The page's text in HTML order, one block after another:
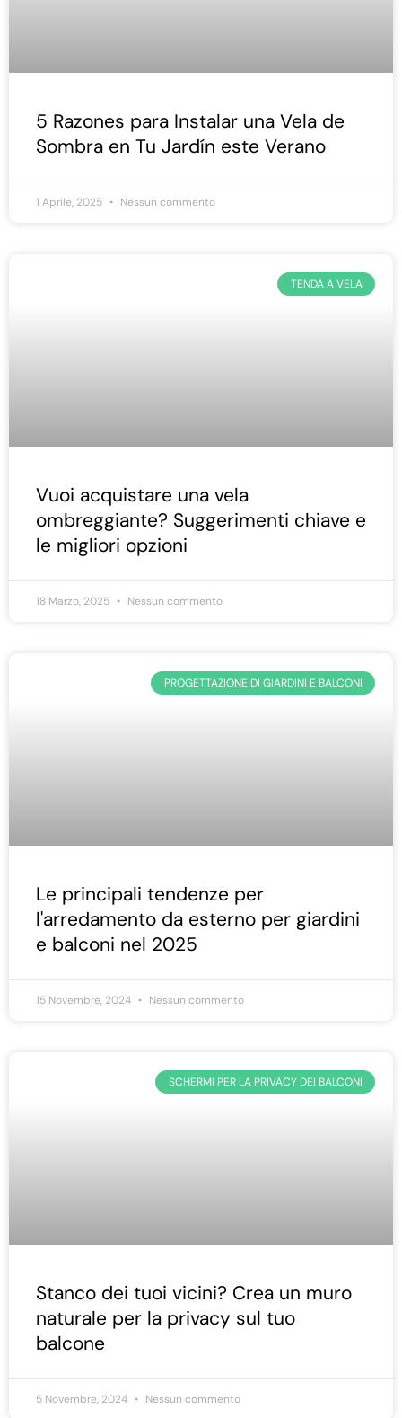
5 Razones para Instalar una Vela de
Sombra en Tu Jardín este Verano
1 Aprile, 2025 Nessun commento
TENDA A VELA
Vuoi acquistare una vela
ombreggiante? Suggerimenti chiave e
le migliori opzioni
18 Marzo, 2025 Nessun commento
PROGETTAZIONE DI GIARDINI E BALCONI
Le principali tendenze per
l'arredamento da esterno per giardini
e balconi nel 2025
15 Novembre, 2024 Nessun commento
SCHERMI PER LA PRIVACY DEI BALCONI
Stanco dei tuoi vicini? Crea un muro
naturale per la privacy sul tuo
balcone
5 Novembre, 2024 Nessun commento